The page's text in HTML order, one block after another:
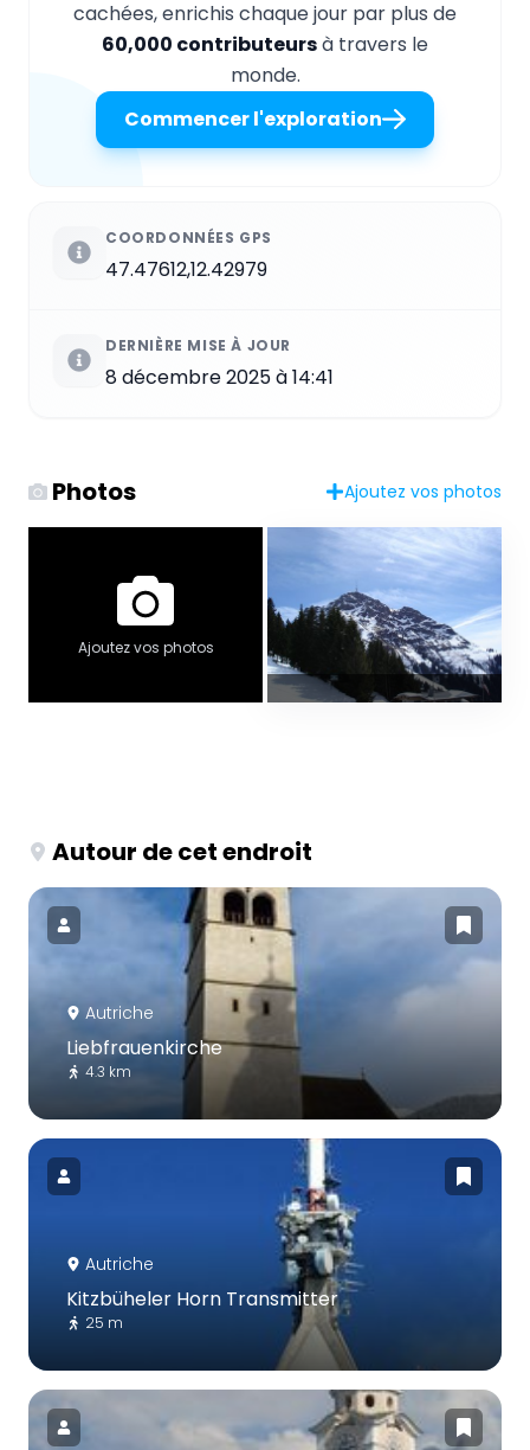
cachées, enrichis chaque jour par plus de
60,000 contributeursà travers le
monde.
Commencer l'exploration
COORDONNÉES GPS
47.47612,12.42979
DERNIÈRE MISE À JOUR
8 décembre 2025 à 14:41
Photos Ajoutez vos photos
Ajoutez vos photos
Autour de cet endroit
Autriche
Liebfrauenkirche
4.3 km
Autriche
Kitzbüheler Horn Transmitter
25 m